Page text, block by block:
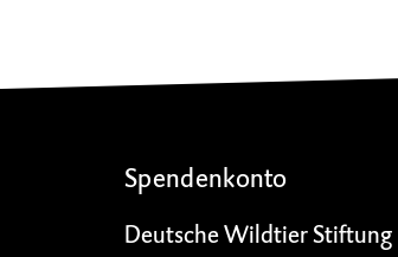
Spendenkonto
Deutsche Wildtier Stiftung